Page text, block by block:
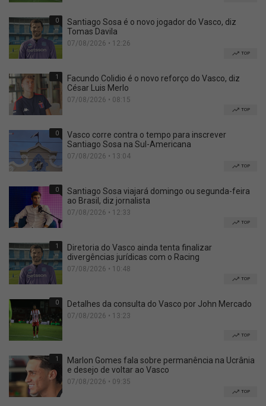
0
Santiago Sosa é o novo jogador do Vasco, diz
Tomas Davila
07/08/2026 • 12:26
TOP
1
Facundo Colidio é o novo reforço do Vasco, diz
César Luis Merlo
07/08/2026 • 08:15
TOP
0
Vasco corre contra o tempo para inscrever
Santiago Sosa na Sul-Americana
07/08/2026 • 13:04
TOP
0
Santiago Sosa viajará domingo ou segunda-feira
ao Brasil, diz jornalista
07/08/2026 • 12:33
TOP
1
Diretoria do Vasco ainda tenta finalizar
divergências jurídicas com o Racing
07/08/2026 • 10:48
TOP
0 Detalhes da consulta do Vasco por John Mercado
07/08/2026 • 13:23
TOP
1
Marlon Gomes fala sobre permanência na Ucrânia
e desejo de voltar ao Vasco
07/08/2026 • 09:35
TOP